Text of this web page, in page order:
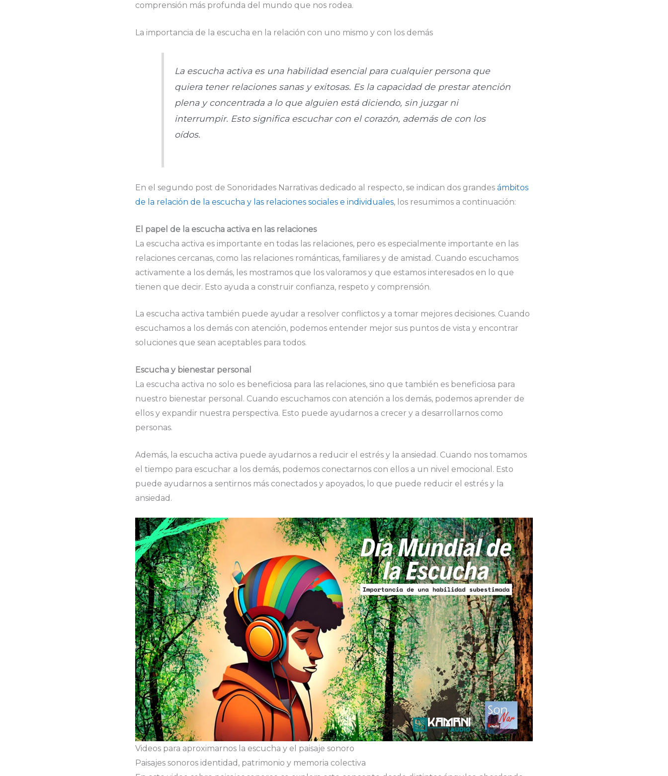
comprensión más profunda del mundo que nos rodea.
La importancia de la escucha en la relación con uno mismo y con los demás
La escucha activa es una habilidad esencial para cualquier persona que
quiera tener relaciones sanas y exitosas. Es la capacidad de prestar atención
plena y concentrada a lo que alguien está diciendo, sin juzgar ni
interrumpir. Esto significa escuchar con el corazón, además de con los
oídos.
En el segundo post de Sonoridades Narrativas dedicado al respecto, se indican dos grandes ámbitos
de la relación de la escucha y las relaciones sociales e individuales, los resumimos a continuación:
El papel de la escucha activa en las relaciones
La escucha activa es importante en todas las relaciones, pero es especialmente importante en las
relaciones cercanas, como las relaciones románticas, familiares y de amistad. Cuando escuchamos
activamente a los demás, les mostramos que los valoramos y que estamos interesados en lo que
tienen que decir. Esto ayuda a construir confianza, respeto y comprensión.
La escucha activa también puede ayudar a resolver conflictos y a tomar mejores decisiones. Cuando
escuchamos a los demás con atención, podemos entender mejor sus puntos de vista y encontrar
soluciones que sean aceptables para todos.
Escucha y bienestar personal
La escucha activa no solo es beneficiosa para las relaciones, sino que también es beneficiosa para
nuestro bienestar personal. Cuando escuchamos con atención a los demás, podemos aprender de
ellos y expandir nuestra perspectiva. Esto puede ayudarnos a crecer y a desarrollarnos como
personas.
Además, la escucha activa puede ayudarnos a reducir el estrés y la ansiedad. Cuando nos tomamos
el tiempo para escuchar a los demás, podemos conectarnos con ellos a un nivel emocional. Esto
puede ayudarnos a sentirnos más conectados y apoyados, lo que puede reducir el estrés y la
ansiedad.
Videos para aproximarnos la escucha y el paisaje sonoro
Paisajes sonoros identidad, patrimonio y memoria colectiva